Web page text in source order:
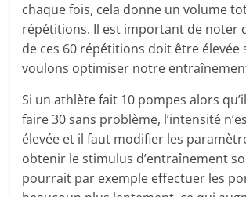
chaque fois, cela donne un volume
répétitions. Il est important de noter
de ces 60 répétitions doit être élevée
voulons optimiser notre
Si un athlète fait 10 pompes alors
faire 30 sans problème, l’intensité
élevée et il faut modifier les
obtenir le stimulus d’entraînement
pourrait par exemple effectuer les